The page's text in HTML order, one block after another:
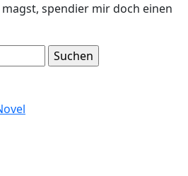
spendier mir doch einen